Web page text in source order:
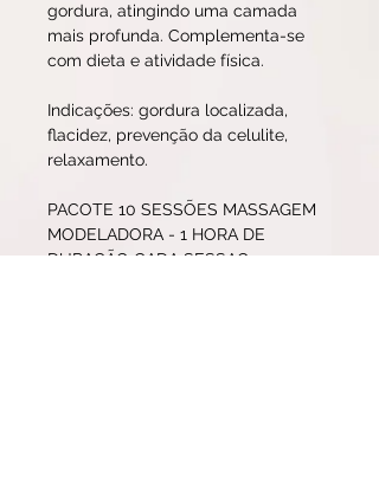
gordura, atingindo uma camada
mais profunda. Complementa-se
com dieta e atividade física.
Indicações: gordura localizada,
flacidez, prevenção da celulite,
relaxamento.
PACOTE 10 SESSÕES MASSAGEM
MODELADORA - 1 HORA DE
DURAÇÃO CADA SESSAO